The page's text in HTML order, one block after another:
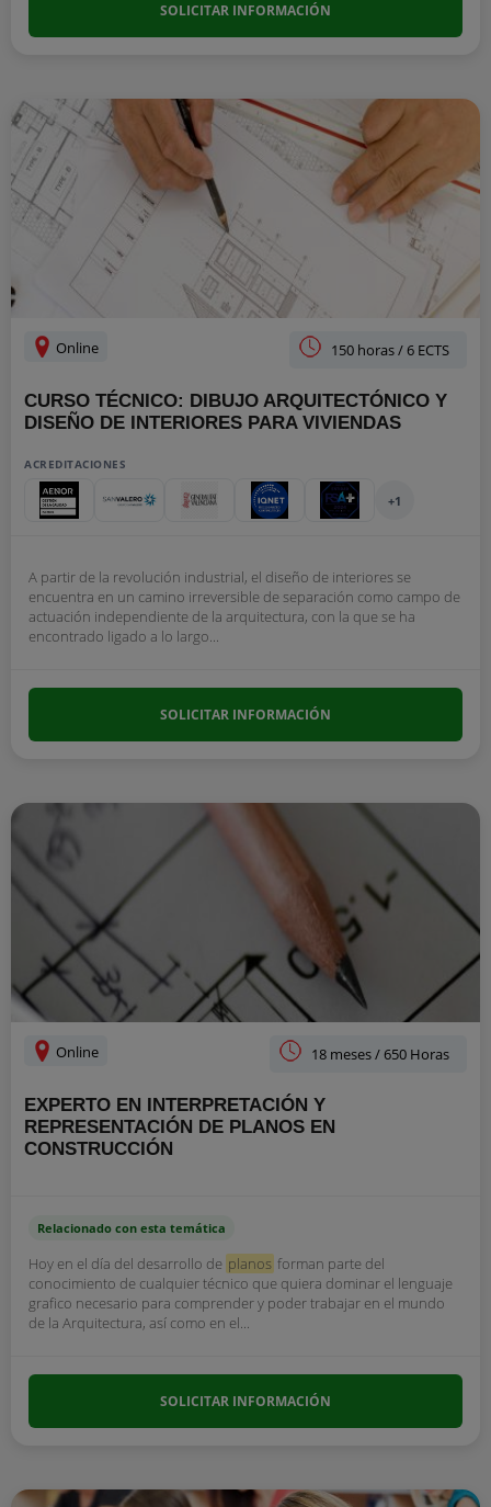
SOLICITAR INFORMACIÓN
Online 150 horas / 6 ECTS
CURSO TÉCNICO: DIBUJO ARQUITECTÓNICO Y
DISEÑO DE INTERIORES PARA VIVIENDAS
ACREDITACIONES
+1
A partir de la revolución industrial, el diseño de interiores se
encuentra en un camino irreversible de separación como campo de
actuación independiente de la arquitectura, con la que se ha
encontrado ligado a lo largo...
SOLICITAR INFORMACIÓN
Online 18 meses / 650 Horas
EXPERTO EN INTERPRETACIÓN Y
REPRESENTACIÓN DE PLANOS EN
CONSTRUCCIÓN
Relacionado con esta temática
Hoy en el día del desarrollo de planos forman parte del
conocimiento de cualquier técnico que quiera dominar el lenguaje
grafico necesario para comprender y poder trabajar en el mundo
de la Arquitectura, así como en el...
SOLICITAR INFORMACIÓN